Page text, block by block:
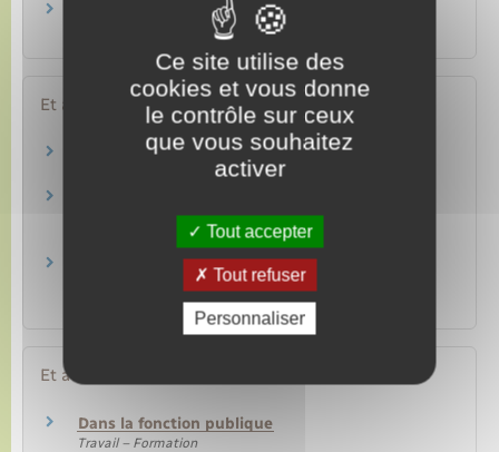
Une salariée peut-elle allaiter pendant les
heures de travail ?
Et aussi
Grossesse : examens médicaux
dans la fonction publique
Travail – Formation
Congé de 3 jours pour naissance ou pour
adoption dans le secteur privé
Travail – Formation
Et aussi
Dans la fonction publique
Travail – Formation
Ce site utilise des
cookies et vous donne
le contrôle sur ceux
que vous souhaitez
activer
Tout accepter
Tout refuser
Personnaliser